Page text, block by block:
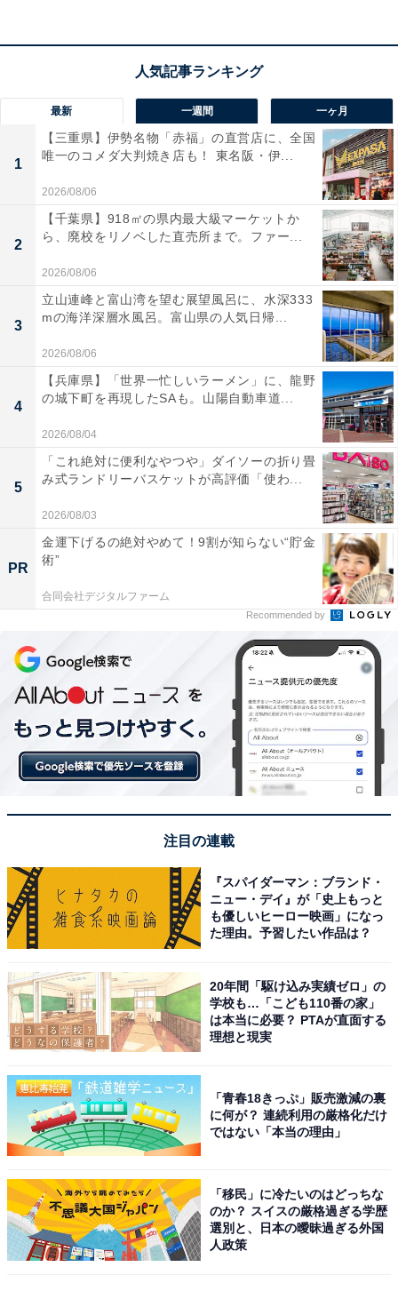
HUAWEI Scale 3 Bluetooth Edition フロスティホワイト
iOS&Android対応
Amazonで見る
「アプリ連携で記録が楽」。「Scale 3 Bluetooth
Edition」に届いた口コミは？
実際に「Scale 3 Bluetooth Edition」を使用するユーザー
からは、どのような声が届いているのでしょうか。イン
ターネット上で目立った声を抜粋して紹介します。
乗るだけで自動的にスマホにデータが転送されるの
で、自分で記録する手間が一切なく毎日楽しく続け
られています。
デザインがとてもシンプルで綺麗なので、脱衣所に
置きっぱなしにしても生活感が出なくてすごく気に
体脂肪率や筋肉量などが手軽に可視化されるため、
筋トレやダイエットの成果が数字で実感できてモチ
最新 一週間 一ヶ月
1
【三重県】伊勢名物「赤福」の直営店に、全国
唯一のコメダ大判焼き店も！ 東名阪・伊...
2026/08/06
2
【千葉県】918㎡の県内最大級マーケットか
ら、廃校をリノベした直売所まで。ファー...
2026/08/06
3
立山連峰と富山湾を望む展望風呂に、水深333
mの海洋深層水風呂。富山県の人気日帰...
2026/08/06
4
【兵庫県】「世界一忙しいラーメン」に、龍野
の城下町を再現したSAも。山陽自動車道...
2026/08/04
5
「これ絶対に便利なやつや」ダイソーの折り畳
み式ランドリーバスケットが高評価「使わ...
2026/08/03
PR
金運下げるの絶対やめて！9割が知らない“貯金
術”
合同会社デジタルファーム
Recommended by
注目の連載
『スパイダーマン：ブランド・
ニュー・デイ』が「史上もっと
も優しいヒーロー映画」になっ
た理由。予習したい作品は？
20年間「駆け込み実績ゼロ」の
学校も…「こども110番の家」
は本当に必要？ PTAが直面する
理想と現実
「青春18きっぷ」販売激減の裏
に何が？ 連続利用の厳格化だけ
ではない「本当の理由」
「移民」に冷たいのはどっちな
のか？ スイスの厳格過ぎる学歴
選別と、日本の曖昧過ぎる外国
人政策